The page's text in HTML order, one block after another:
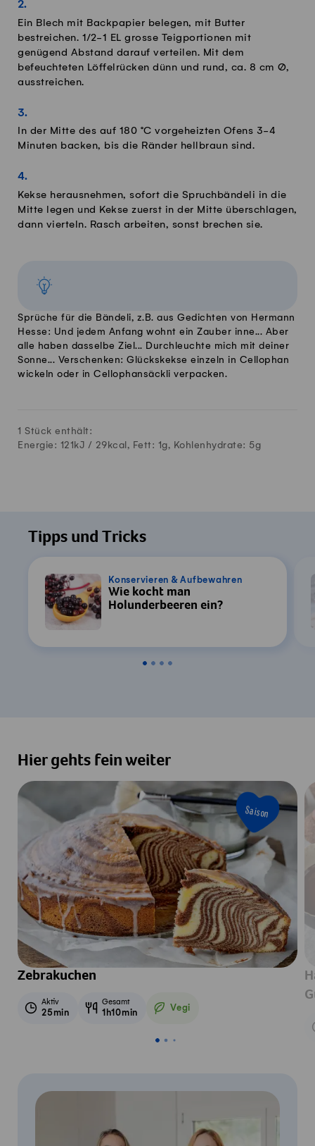
Ein Blech mit Backpapier belegen, mit Butter
bestreichen. 1/2-1 EL grosse Teigportionen mit
genügend Abstand darauf verteilen. Mit dem
befeuchteten Löffelrücken dünn und rund, ca. 8 cm Ø,
ausstreichen.
In der Mitte des auf 180 °C vorgeheizten Ofens 3-4
Minuten backen, bis die Ränder hellbraun sind.
Kekse herausnehmen, sofort die Spruchbändeli in die
Mitte legen und Kekse zuerst in der Mitte überschlagen,
dann vierteln. Rasch arbeiten, sonst brechen sie.
Sprüche für die Bändeli, z.B. aus Gedichten von Hermann
Hesse: Und jedem Anfang wohnt ein Zauber inne... Aber
alle haben dasselbe Ziel... Durchleuchte mich mit deiner
Sonne... Verschenken: Glückskekse einzeln in Cellophan
wickeln oder in Cellophansäckli verpacken.
1 Stück enthält:
Energie: 121kJ / 29kcal, Fett: 1g, Kohlenhydrate: 5g
Tipps und Tricks
Konservieren & Aufbewahren
Wie kocht man
Holunderbeeren ein?
Hier gehts fein weiter
Saison
Zebrakuchen
Aktiv
25min
Gesamt
1h10min Vegi
Vegetarisch